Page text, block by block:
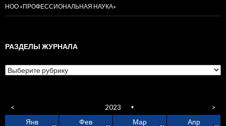
НОО «ПРОФЕССИОНАЛЬНАЯ НАУКА»
РАЗДЕЛЫ ЖУРНАЛА
Разделы
журнала
< 2023 ▼ >
Янв Фев Мар Апр